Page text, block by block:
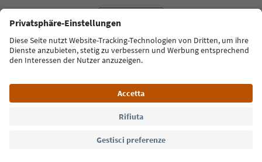
Südtirol Guide App